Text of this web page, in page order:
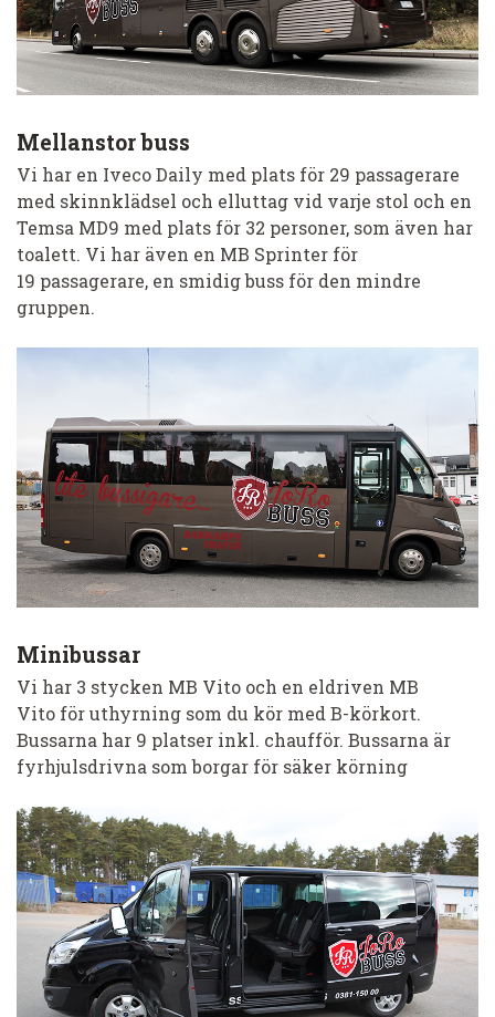
Mellanstor buss
Vi har en Iveco Daily med plats för 29 passagerare
med skinnklädsel och elluttag vid varje stol och en
Temsa MD9 med plats för 32 personer, som även har
toalett. Vi har även en MB Sprinter för
19 passagerare, en smidig buss för den mindre
gruppen.
Minibussar
Vi har 3 stycken MB Vito och en eldriven MB
Vito för uthyrning som du kör med B-körkort.
Bussarna har 9 platser inkl. chaufför. Bussarna är
fyrhjulsdrivna som borgar för säker körning